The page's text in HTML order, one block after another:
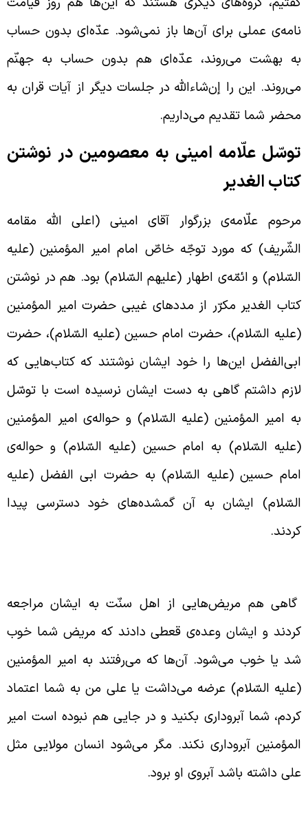
عملی برای آن‌ها باز نمی‌شود. عدّه‌ای بدون حساب
بهشت می‌روند، عدّه‌ای هم بدون حساب به جهنّم
این را إن‌شاءالله در جلسات دیگر از آیات قران به
شما تقدیم می‌داریم.
علّامه امینی به معصومین در نوشتن
الغدیر
علّامه‌ی بزرگوار آقای امینی (اعلی الله مقامه
که مورد توجّه خاصّ امام امیر المؤمنین (علیه
و ائمّه‌ی اطهار (علیهم السّلام) بود. هم در نوشتن
الغدیر مکرّر از مددهای غیبی حضرت امیر المؤمنین
السّلام)، حضرت امام حسین (علیه السّلام)، حضرت
این‌ها را خود ایشان نوشتند که کتاب‌هایی که
داشتم گاهی به دست ایشان نرسیده است با توسّل
امیر المؤمنین (علیه السّلام) و حواله‌ی امیر المؤمنین
السّلام) به امام حسین (علیه السّلام) و حواله‌ی
حسین (علیه السّلام) به حضرت ابی الفضل (علیه
ایشان به آن گمشده‌های خود دسترسی پیدا
هم مریض‌هایی از اهل سنّت به ایشان مراجعه
و ایشان وعده‌ی قعطی دادند که مریض‌ شما خوب
یا خوب می‌شود. آن‌ها که می‌رفتند به امیر المؤمنین
السّلام) عرضه می‌داشت یا علی من به شما اعتماد
شما آبروداری بکنید و در جایی هم نبوده است امیر
آبروداری نکند. مگر می‌شود انسان مولایی مثل
داشته باشد آبروی او برود.